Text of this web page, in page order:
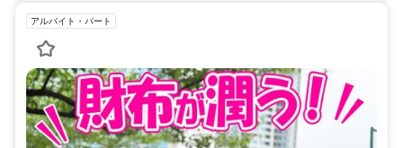
アルバイト・パート